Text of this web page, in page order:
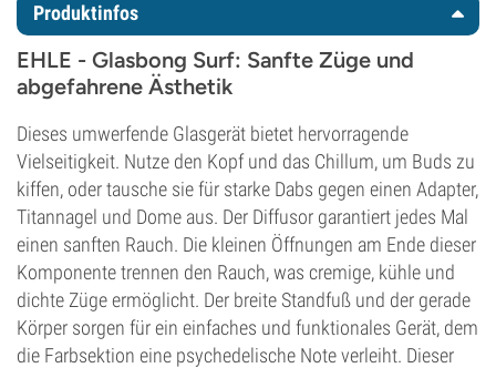
Produktinfos
EHLE - Glasbong Surf: Sanfte Züge und
abgefahrene Ästhetik
Dieses umwerfende Glasgerät bietet hervorragende
Vielseitigkeit. Nutze den Kopf und das Chillum, um Buds zu
kiffen, oder tausche sie für starke Dabs gegen einen Adapter,
Titannagel und Dome aus. Der Diffusor garantiert jedes Mal
einen sanften Rauch. Die kleinen Öffnungen am Ende dieser
Komponente trennen den Rauch, was cremige, kühle und
dichte Züge ermöglicht. Der breite Standfuß und der gerade
Körper sorgen für ein einfaches und funktionales Gerät, dem
die Farbsektion eine psychedelische Note verleiht. Dieser